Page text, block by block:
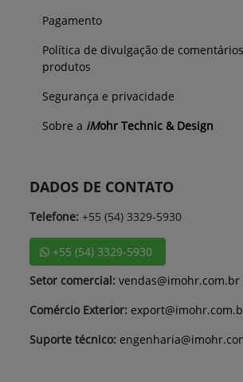
Pagamento
Política de divulgação de
produtos
Segurança e privacidade
Sobre a iMohr Technic & Design
DADOS DE CONTATO
Telefone: +55 (54) 3329-5930
+55 (54) 3329-5930
Setor comercial: vendas@imohr.com.br
Comércio Exterior:
Suporte técnico: